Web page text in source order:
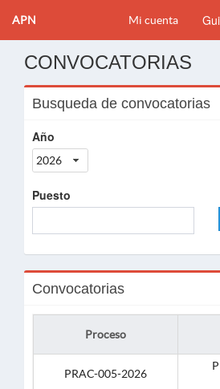
APN Mi cuenta
CONVOCATORIAS
Busqueda de convocatorias
Año
2026
Puesto
Convocatorias
Proceso
PRAC-005-2026